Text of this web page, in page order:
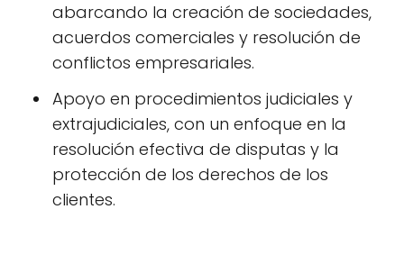
abarcando la creación de sociedades,
acuerdos comerciales y resolución de
conflictos empresariales.
Apoyo en procedimientos judiciales y
extrajudiciales, con un enfoque en la
resolución efectiva de disputas y la
protección de los derechos de los
clientes.